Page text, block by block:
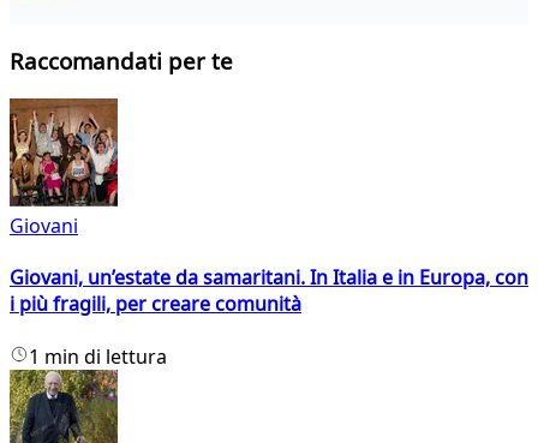
Raccomandati per te
Giovani
Giovani, un’estate da samaritani. In Italia e in Europa, con
i più fragili, per creare comunità
1 min di lettura